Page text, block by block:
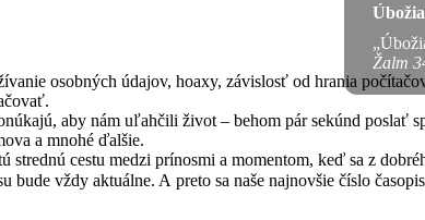
Žalm
osobných údajov, hoaxy, závislosť od hrania
aby nám uľahčili život – behom pár sekúnd
a mnohé ďalšie.
cestu medzi prínosmi a momentom, keď sa z
vždy aktuálne. A preto sa naše najnovšie číslo